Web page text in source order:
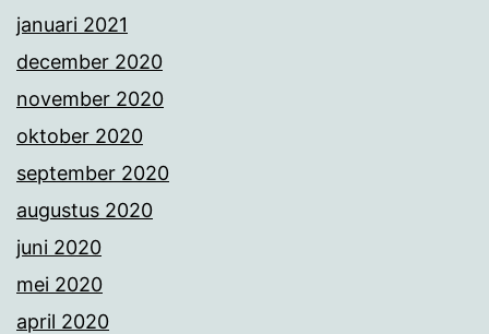
januari 2021
december 2020
november 2020
oktober 2020
september 2020
augustus 2020
juni 2020
mei 2020
april 2020